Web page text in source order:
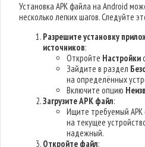
Установка APK файла на Android
несколько легких шагов. Следуйте
Разрешите установку
источников:
Откройте Настройки
Зайдите в раздел
на определённых
Включите опцию
Загрузите APK файл:
Ищите требуемый APK
на текущее
надежный.
Откройте файл: